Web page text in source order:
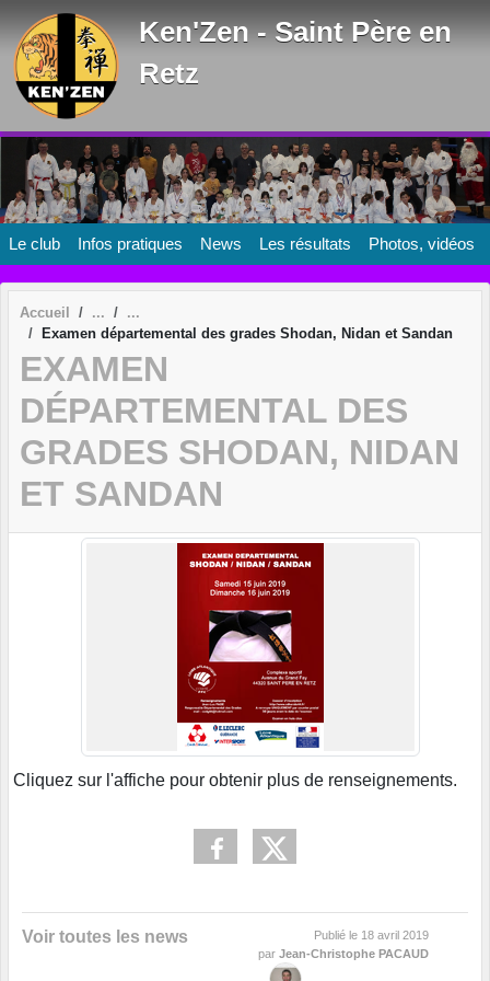
Ken'Zen - Saint Père en
Retz
Le club Infos pratiques News Les résultats Photos, vidéos
Accueil
Examen départemental des grades Shodan, Nidan et Sandan
EXAMEN
DÉPARTEMENTAL DES
GRADES SHODAN, NIDAN
ET SANDAN
Cliquez sur l'affiche pour obtenir plus de renseignements.
Voir toutes les news Publié le 18 avril 2019
par Jean-Christophe PACAUD
Panneau de gestion des cookies